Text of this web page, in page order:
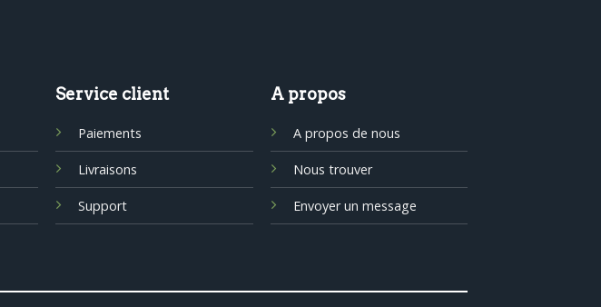
Service client
Paiements
Livraisons
Support
A propos
A propos de nous
Nous trouver
Envoyer un message